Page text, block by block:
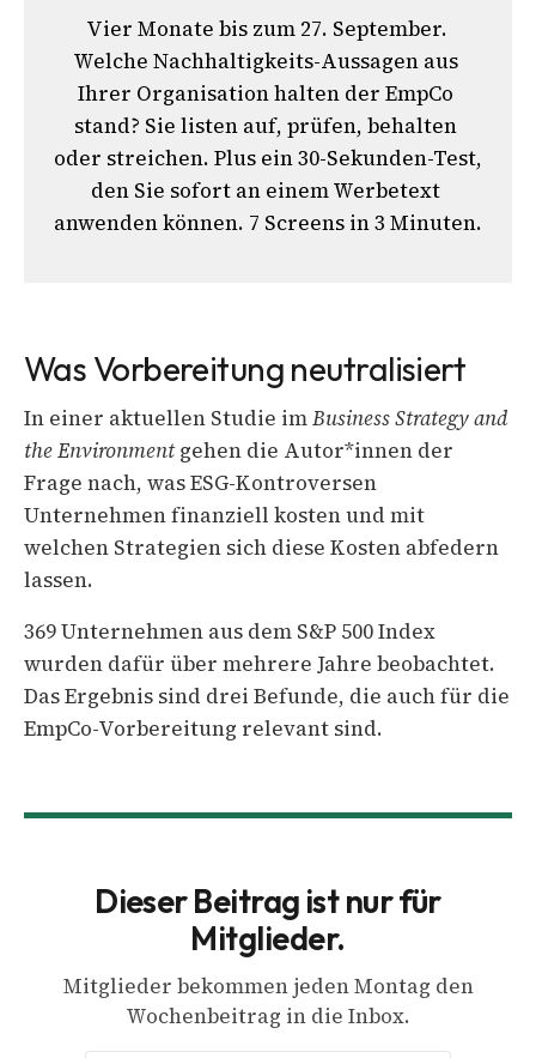
Vier Monate bis zum 27. September.
Welche Nachhaltigkeits-Aussagen aus
Ihrer Organisation halten der EmpCo
stand? Sie listen auf, prüfen, behalten
oder streichen. Plus ein 30-Sekunden-Test,
den Sie sofort an einem Werbetext
anwenden können. 7 Screens in 3 Minuten.
Was Vorbereitung neutralisiert
In einer aktuellen Studie imBusiness Strategy and
the Environmentgehen die Autor*innen der
Frage nach, was ESG-Kontroversen
Unternehmen finanziell kosten und mit
welchen Strategien sich diese Kosten abfedern
lassen.
369 Unternehmen aus dem S&P 500 Index
wurden dafür über mehrere Jahre beobachtet.
Das Ergebnis sind drei Befunde, die auch für die
EmpCo-Vorbereitung relevant sind.
Dieser Beitrag ist nur für
Mitglieder.
Mitglieder bekommen jeden Montag den
Wochenbeitrag in die Inbox.